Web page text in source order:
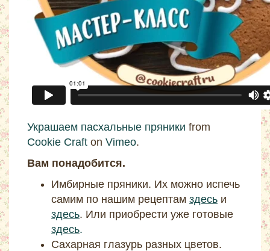
Украшаем пасхальные пряники from
Cookie Craft on Vimeo.
Вам понадобится.
Имбирные пряники. Их можно испечь
самим по нашим рецептам здесь и
здесь. Или приобрести уже готовые
здесь.
Сахарная глазурь разных цветов.